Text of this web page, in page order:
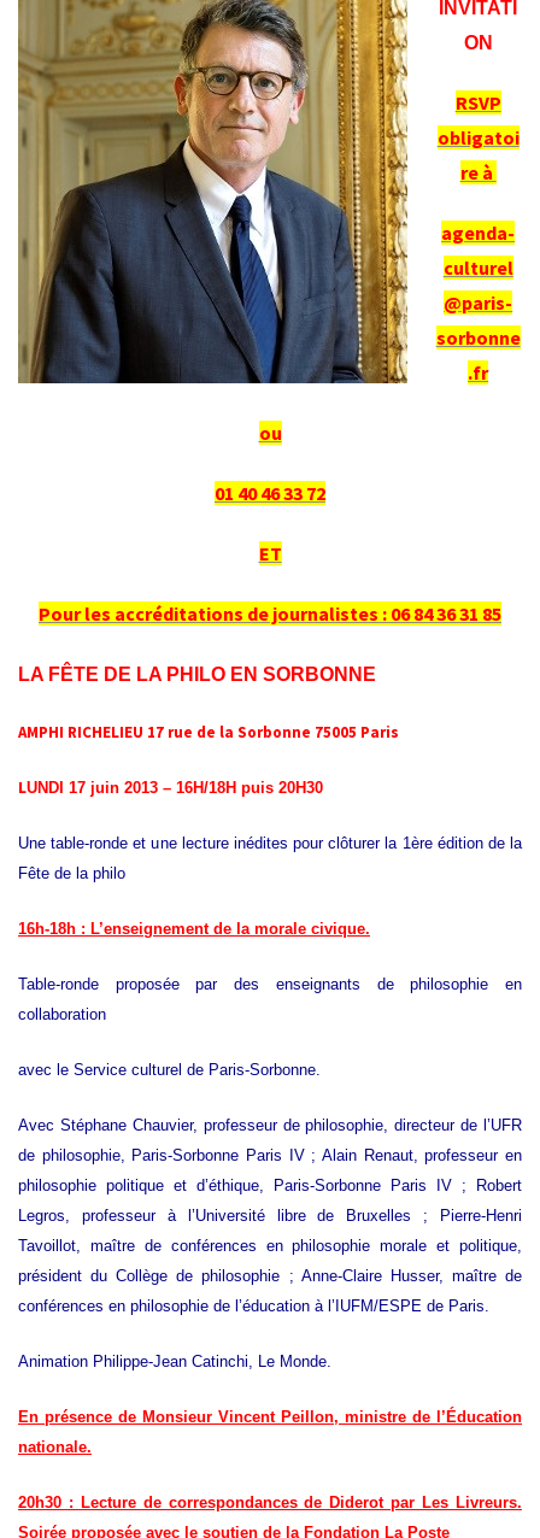
INVITATI
ON
RSVP
obligatoi
re à
agenda-
culturel
@paris-
sorbonne
.fr
ou
01 40 46 33 72
ET
Pour les accréditations de journalistes : 06 84 36 31 85
LA FÊTE DE LA PHILO EN SORBONNE
AMPHI RICHELIEU 17 rue de la Sorbonne 75005 Paris
LUNDI 17 juin 2013 – 16H/18H puis 20H30
Une table-ronde et une lecture inédites pour clôturer la 1ère édition de la
Fête de la philo
16h-18h : L’enseignement de la morale civique.
Table-ronde proposée par des enseignants de philosophie en
collaboration
avec le Service culturel de Paris-Sorbonne.
Avec Stéphane Chauvier, professeur de philosophie, directeur de l’UFR
de philosophie, Paris-Sorbonne Paris IV ; Alain Renaut, professeur en
philosophie politique et d’éthique, Paris-Sorbonne Paris IV ; Robert
Legros, professeur à l’Université libre de Bruxelles ; Pierre-Henri
Tavoillot, maître de conférences en philosophie morale et politique,
président du Collège de philosophie ; Anne-Claire Husser, maître de
conférences en philosophie de l’éducation à l’IUFM/ESPE de Paris.
Animation Philippe-Jean Catinchi, Le Monde.
En présence de Monsieur Vincent Peillon, ministre de l’Éducation
nationale.
20h30 : Lecture de correspondances de Diderot par Les Livreurs.
Soirée proposée avec le soutien de la Fondation La Poste